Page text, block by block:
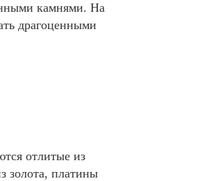
камнями. На
драгоценными
отлитые из
золота, платины